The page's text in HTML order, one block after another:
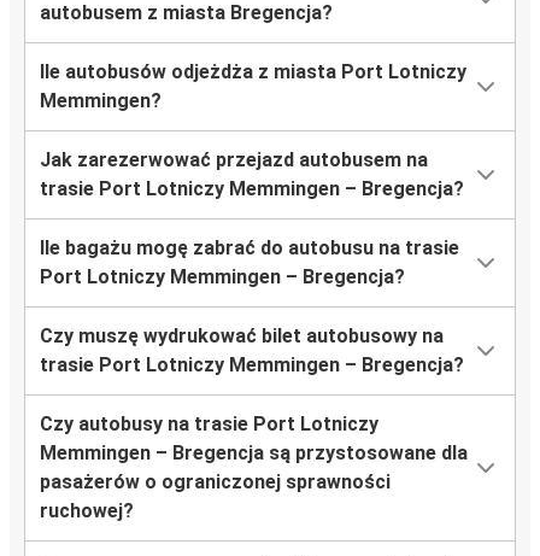
autobusem z miasta Bregencja?
Ile autobusów odjeżdża z miasta Port Lotniczy
Memmingen?
Jak zarezerwować przejazd autobusem na
trasie Port Lotniczy Memmingen – Bregencja?
Ile bagażu mogę zabrać do autobusu na trasie
Port Lotniczy Memmingen – Bregencja?
Czy muszę wydrukować bilet autobusowy na
trasie Port Lotniczy Memmingen – Bregencja?
Czy autobusy na trasie Port Lotniczy
Memmingen – Bregencja są przystosowane dla
pasażerów o ograniczonej sprawności
ruchowej?